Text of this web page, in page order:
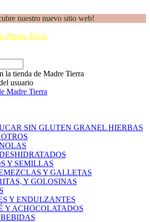
nuestro nuevo sitio web!
SIN GLUTEN GRANEL HIERBAS
OTROS
Y SEMILLAS
Y GALLETAS
Y GOLOSINAS
Y ENDULZANTES
Y ACHOCOLATADOS